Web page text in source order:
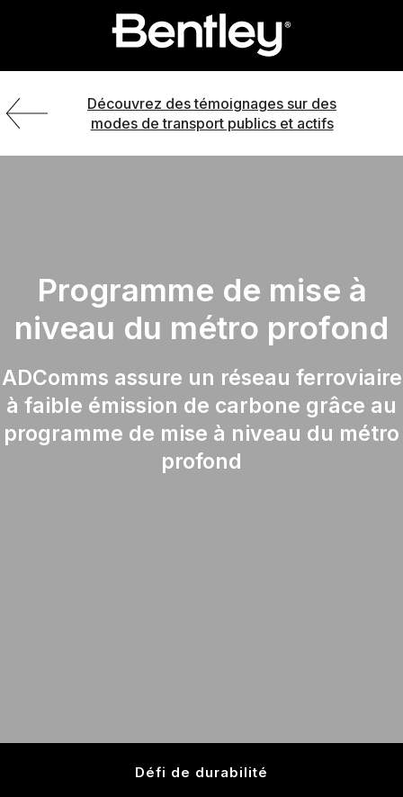
Découvrez des témoignages sur des
modes de transport publics et actifs
Programme de mise à
niveau du métro profond
ADComms assure un réseau ferroviaire
à faible émission de carbone grâce au
programme de mise à niveau du métro
profond
Défi de durabilité